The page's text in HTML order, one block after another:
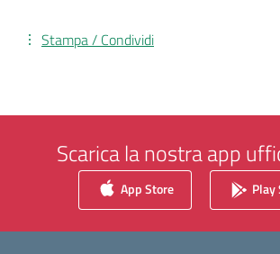
Stampa / Condividi
Scarica la nostra app
App Store Play